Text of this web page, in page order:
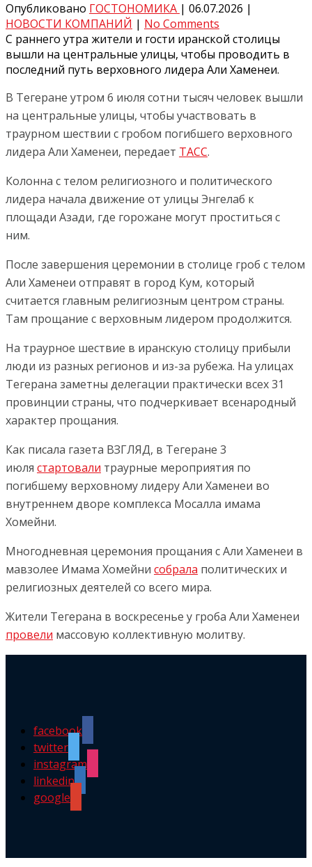
Опубликовано ГОСТОНОМИКА | 06.07.2026 |
НОВОСТИ КОМПАНИЙ | No Comments
С раннего утра жители и гости иранской столицы
вышли на центральные улицы, чтобы проводить в
последний путь верховного лидера Али Хаменеи.
В Тегеране утром 6 июля сотни тысяч человек вышли
на центральные улицы, чтобы участвовать в
траурном шествии с гробом погибшего верховного
лидера Али Хаменеи, передает ТАСС.
Колонна с телом религиозного и политического
лидера начала движение от улицы Энгелаб к
площади Азади, где горожане могут проститься с
ним.
После завершения церемонии в столице гроб с телом
Али Хаменеи отправят в город Кум, который
считается главным религиозным центром страны.
Там прощание с верховным лидером продолжится.
На траурное шествие в иранскую столицу прибыли
люди из разных регионов и из-за рубежа. На улицах
Тегерана заметны делегации практически всех 31
провинции страны, что подчеркивает всенародный
характер прощания.
Как писала газета ВЗГЛЯД, в Тегеране 3
июля стартовали траурные мероприятия по
погибшему верховному лидеру Али Хаменеи во
внутреннем дворе комплекса Мосалла имама
Хомейни.
Многодневная церемония прощания с Али Хаменеи в
мавзолее Имама Хомейни собрала политических и
религиозных деятелей со всего мира.
Жители Тегерана в воскресенье у гроба Али Хаменеи
провели массовую коллективную молитву.
facebook
twitter
instagram
linkedin
google